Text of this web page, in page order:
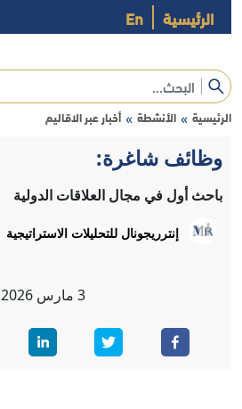
الرئيسية En
الرئيسية » الأنشطة » أخبار عبر الاقاليم
وظائف شاغرة:
باحث أول في مجال العلاقات الدولية
إنترريجونال للتحليلات الاستراتيجية
3 مارس 2026